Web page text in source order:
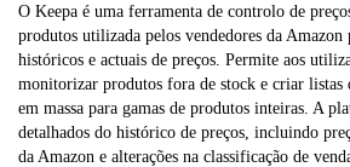
O Keepa é uma ferramenta de controlo de
produtos utilizada pelos vendedores da Amazon
históricos e actuais de preços. Permite aos
monitorizar produtos fora de stock e criar listas
em massa para gamas de produtos inteiras. A
detalhados do histórico de preços, incluindo
da Amazon e alterações na classificação de